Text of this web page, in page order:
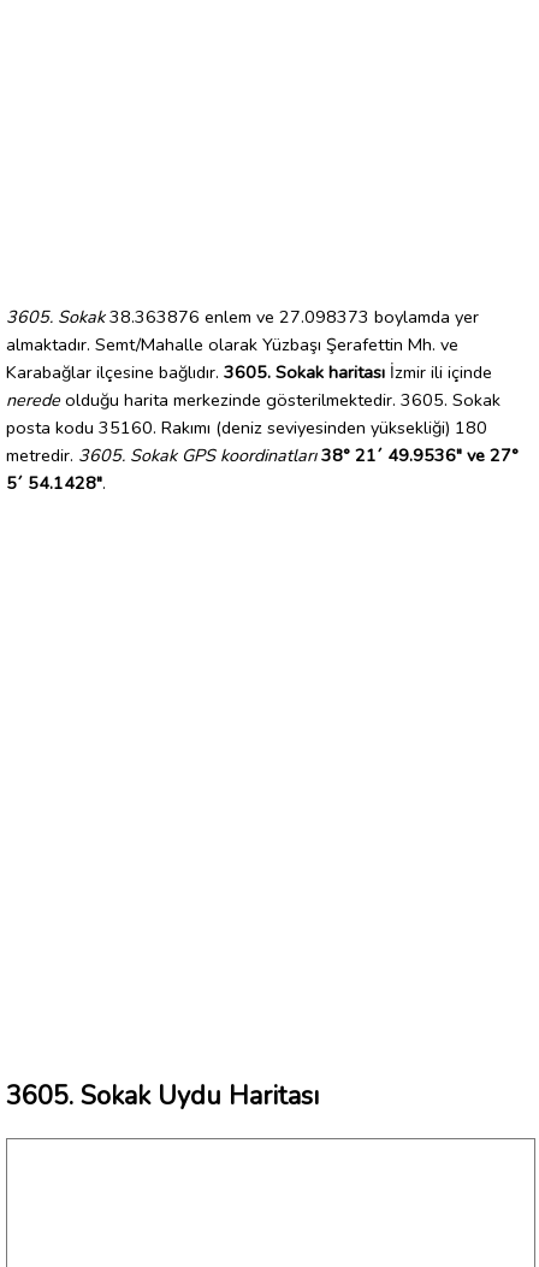
3605. Sokak38.363876 enlem ve 27.098373 boylamda yer
almaktadır. Semt/Mahalle olarak Yüzbaşı Şerafettin Mh. ve
Karabağlar ilçesine bağlıdır. 3605. Sokak haritası İzmir ili içinde
nerede olduğu harita merkezinde gösterilmektedir. 3605. Sokak
posta kodu 35160. Rakımı (deniz seviyesinden yüksekliği) 180
metredir. 3605. Sokak GPS koordinatları 38° 21´ 49.9536" ve 27°
5´ 54.1428".
3605. Sokak Uydu Haritası